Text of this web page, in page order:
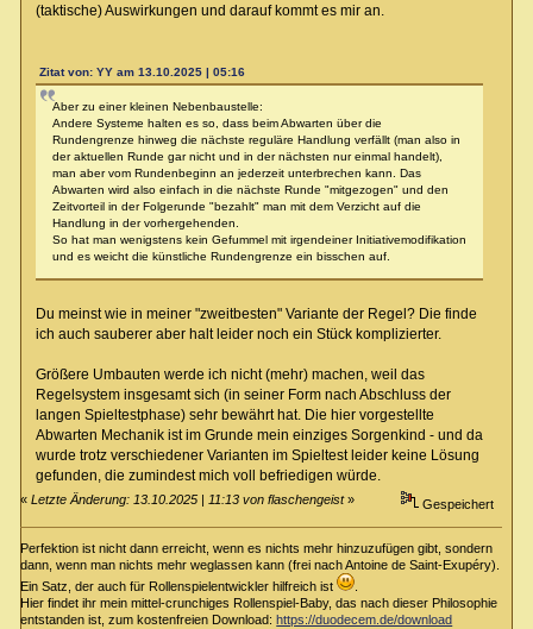
(taktische) Auswirkungen und darauf kommt es mir an.
Zitat von: YY am 13.10.2025 | 05:16
Aber zu einer kleinen Nebenbaustelle:
Andere Systeme halten es so, dass beim Abwarten über die
Rundengrenze hinweg die nächste reguläre Handlung verfällt (man also in
der aktuellen Runde gar nicht und in der nächsten nur einmal handelt),
man aber vom Rundenbeginn an jederzeit unterbrechen kann. Das
Abwarten wird also einfach in die nächste Runde "mitgezogen" und den
Zeitvorteil in der Folgerunde "bezahlt" man mit dem Verzicht auf die
Handlung in der vorhergehenden.
So hat man wenigstens kein Gefummel mit irgendeiner Initiativemodifikation
und es weicht die künstliche Rundengrenze ein bisschen auf.
Du meinst wie in meiner "zweitbesten" Variante der Regel? Die finde
ich auch sauberer aber halt leider noch ein Stück komplizierter.
Größere Umbauten werde ich nicht (mehr) machen, weil das
Regelsystem insgesamt sich (in seiner Form nach Abschluss der
langen Spieltestphase) sehr bewährt hat. Die hier vorgestellte
Abwarten Mechanik ist im Grunde mein einziges Sorgenkind - und da
wurde trotz verschiedener Varianten im Spieltest leider keine Lösung
gefunden, die zumindest mich voll befriedigen würde.
«Letzte Änderung: 13.10.2025 | 11:13 von flaschengeist» Gespeichert
Perfektion ist nicht dann erreicht, wenn es nichts mehr hinzuzufügen gibt, sondern
dann, wenn man nichts mehr weglassen kann (frei nach Antoine de Saint-Exupéry).
Ein Satz, der auch für Rollenspielentwickler hilfreich ist
Hier findet ihr mein mittel-crunchiges Rollenspiel-Baby, das nach dieser Philosophie
entstanden ist, zum kostenfreien Download: https://duodecem.de/download